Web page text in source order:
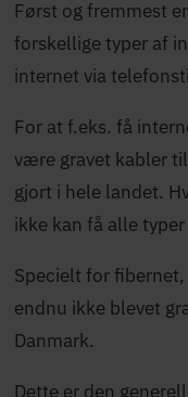
Først og fremmest
forskellige typer af
internet via
For at f.eks. få
være gravet kabler
gjort i hele landet.
ikke kan få alle
Specielt for
endnu ikke blevet
Danmark.
Dette er den